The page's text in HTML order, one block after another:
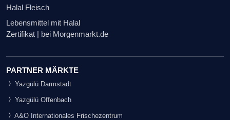
Halal Fleisch
Lebensmittel mit Halal
Zertifikat | bei Morgenmarkt.de
PARTNER MÄRKTE
Yazgülü Darmstadt
Yazgülü Offenbach
A&O Internationales Frischezentrum